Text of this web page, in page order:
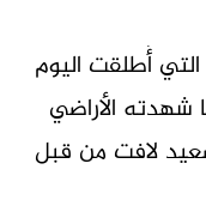
أُطلقت اليوم
شهدته الأراضي
لافت من قبل